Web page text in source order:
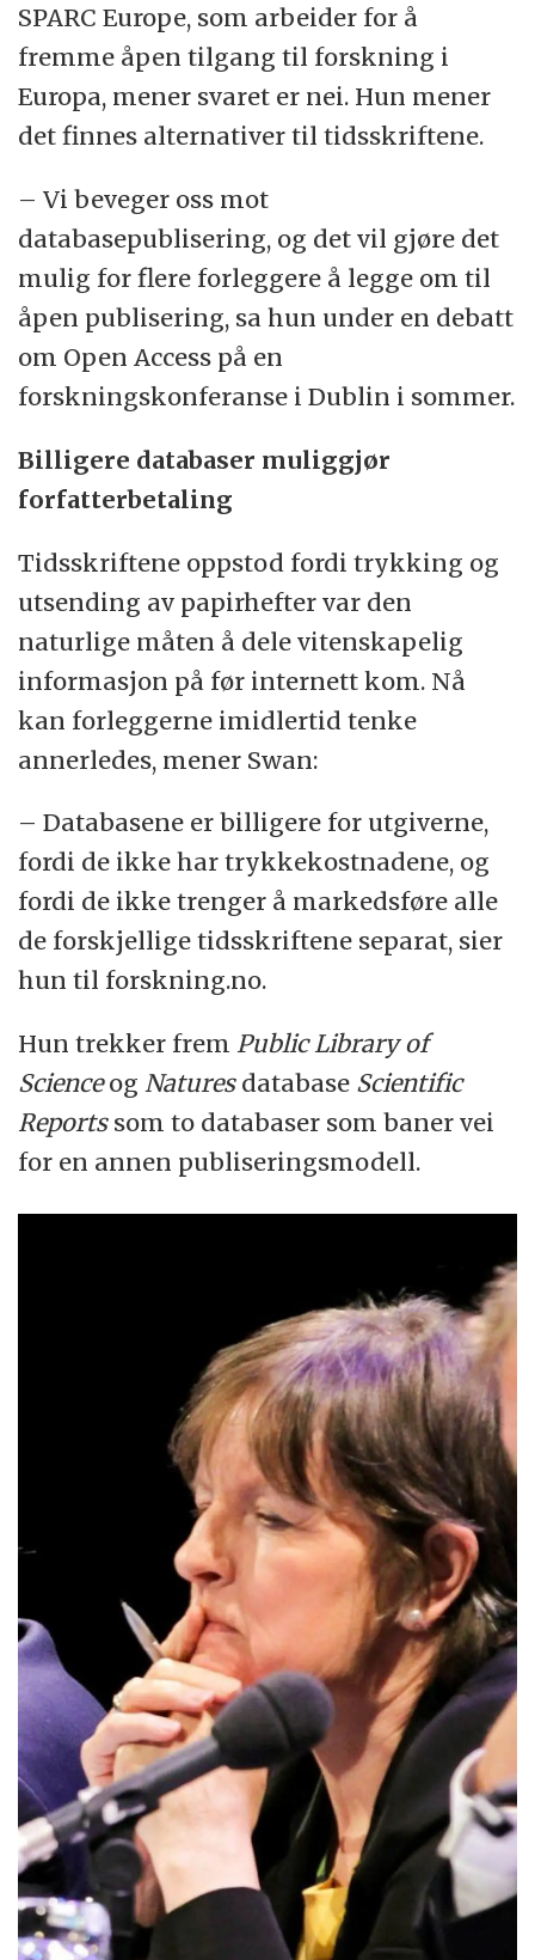
SPARC Europe, som arbeider for å
fremme åpen tilgang til forskning i
Europa, mener svaret er nei. Hun mener
det finnes alternativer til tidsskriftene.
– Vi beveger oss mot
databasepublisering, og det vil gjøre det
mulig for flere forleggere å legge om til
åpen publisering, sa hun under en debatt
om Open Access på en
forskningskonferanse i Dublin i sommer.
Billigere databaser muliggjør
forfatterbetaling
Tidsskriftene oppstod fordi trykking og
utsending av papirhefter var den
naturlige måten å dele vitenskapelig
informasjon på før internett kom. Nå
kan forleggerne imidlertid tenke
annerledes, mener Swan:
– Databasene er billigere for utgiverne,
fordi de ikke har trykkekostnadene, og
fordi de ikke trenger å markedsføre alle
de forskjellige tidsskriftene separat, sier
hun til forskning.no.
Hun trekker frem Public Library of
ScienceogNatures database Scientific
Reports som to databaser som baner vei
for en annen publiseringsmodell.